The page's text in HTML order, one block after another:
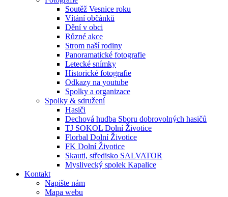
Soutěž Vesnice roku
Vítání občánků
Dění v obci
Různé akce
Strom naší rodiny
Panoramatické fotografie
Letecké snímky
Historické fotografie
Odkazy na youtube
Spolky a organizace
Spolky & sdružení
Hasiči
Dechová hudba Sboru dobrovolných hasičů
TJ SOKOL Dolní Životice
Florbal Dolní Životice
FK Dolní Životice
Skauti, středisko SALVATOR
Myslivecký spolek Kapalice
Kontakt
Napište nám
Mapa webu